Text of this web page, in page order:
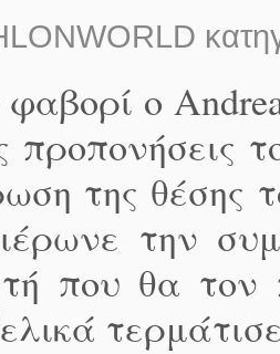
ο
προπονήσεις
της θέσης
την
που θα τον